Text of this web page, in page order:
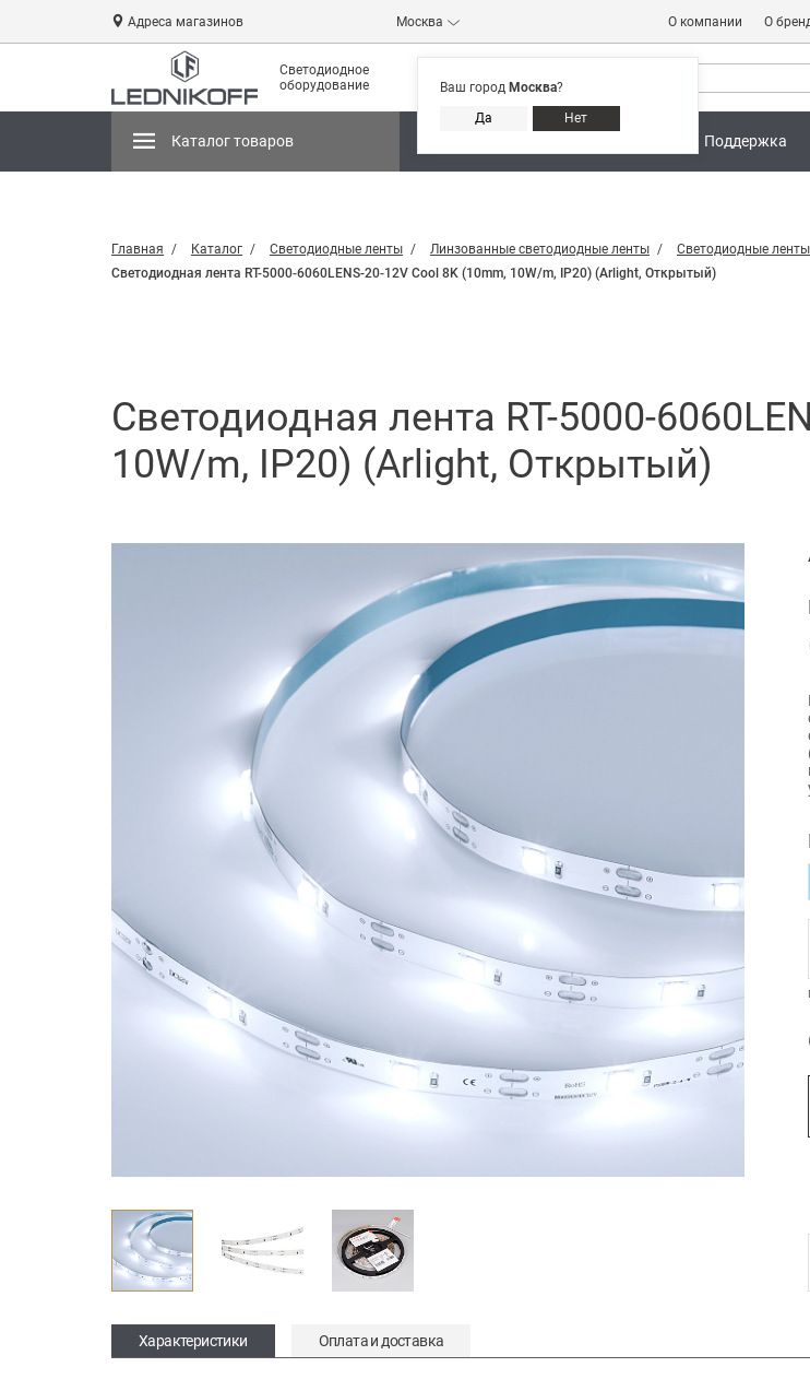
Адреса магазинов Москва
Ваш город Москва?
Да
Нет
О компании О
Светодиодное
оборудование
Каталог товаров Поддержка
Адреса магазинов
Главная Каталог Светодиодные ленты Линзованные светодиодные ленты
Светодиодные ленты
Светодиодная лента RT-5000-6060LENS-20-12V Cool 8K (10mm, 10W/m, IP20) (Arlight, Открытый)
Светодиодная лента RT-5000-
10W/m, IP20) (Arlight, Открытый)
Характеристики Оплата и доставка